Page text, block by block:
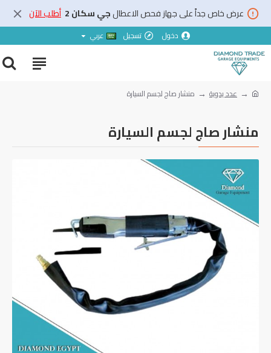
عرض خاص جداً على جهاز فحص الاعطالجي سكان 2 أطلب الآن
دخول تسجيل عربي
عدد يدوية منشار صاج لجسم السيارة
منشار صاج لجسم السيارة